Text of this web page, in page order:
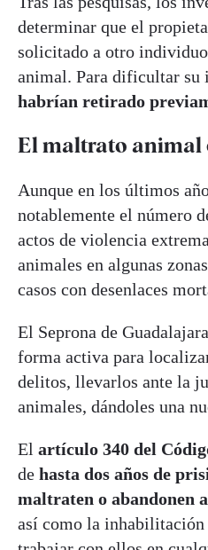
determinar que el
solicitado a otro
animal. Para dificultar su
habrían retirado
El maltrato animal
Aunque en los últimos
notablemente el número
actos de violencia
animales en algunas
casos con desenlaces
El Seprona de
forma activa para
delitos, llevarlos ante la
animales, dándoles una
El artículo 340 del
de hasta dos años de
maltraten o abandonen
así como la inhabilitación